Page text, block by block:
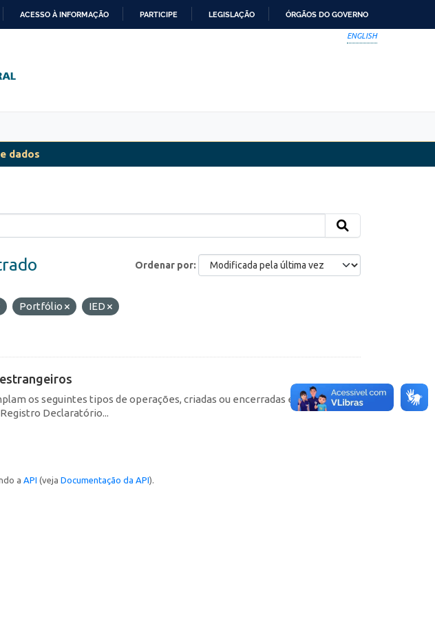
ACESSO À INFORMAÇÃO PARTICIPE LEGISLAÇÃO ÓRGÃOS DO GOVERNO
ENGLISH
dados
Ordenar por
Portfólio
IED
os seguintes tipos de operações, criadas ou encerradas em cada
Declaratório...
a API (veja Documentação da API).